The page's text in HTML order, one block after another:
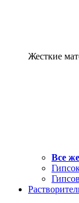
Жесткие
Все